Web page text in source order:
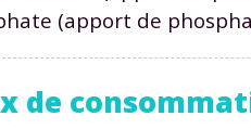
(apport de
de